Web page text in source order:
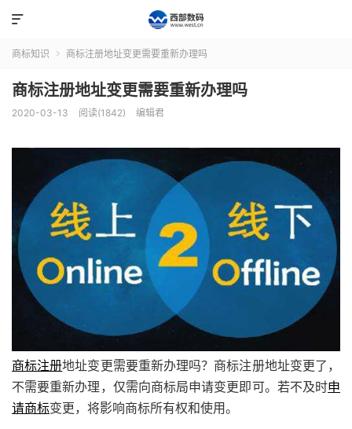

商标知识  商标注册地址变更需要重新办理吗
商标注册地址变更需要重新办理吗
2020-03-13 阅读(1842) 编辑君
商标注册地址变更需要重新办理吗？商标注册地址变更了，
不需要重新办理，仅需向商标局申请变更即可。若不及时申
请商标变更，将影响商标所有权和使用。